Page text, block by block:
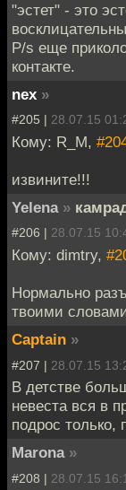
"эстет" - это
P/s еще
контакте.
nex »
#205 | 28.07.15
Кому: R_M,
извините!!!
Yelena »
#206 | 28.07.15
Кому: dimtry,
Нормально
твоими
Captain »
#207 | 28.07.15
В детстве
невеста вся в
подрос только,
Marona »
#208 | 28.07.15